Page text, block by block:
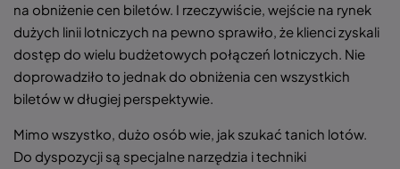
na obniżenie cen biletów. I rzeczywiście, wejście na rynek
dużych linii lotniczych na pewno sprawiło, że klienci zyskali
dostęp do wielu budżetowych połączeń lotniczych. Nie
doprowadziło to jednak do obniżenia cen wszystkich
biletów w długiej perspektywie.
Mimo wszystko, dużo osób wie, jak szukać tanich lotów.
Do dyspozycji są specjalne narzędzia i techniki